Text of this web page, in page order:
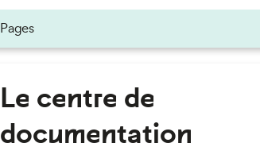
Pages
Le centre de
documentation